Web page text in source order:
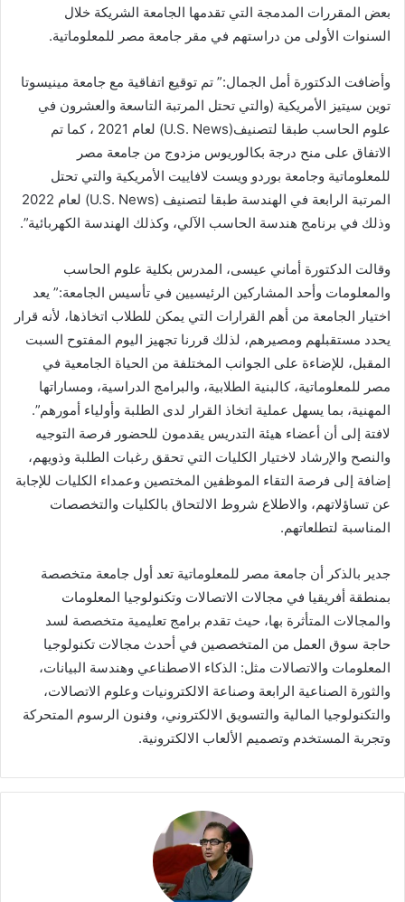
بعض المقررات المدمجة التي تقدمها الجامعة الشريكة خلال
السنوات الأولى من دراستهم في مقر جامعة مصر للمعلوماتية.
وأضافت الدكتورة أمل الجمال:” تم توقيع اتفاقية مع جامعة مينيسوتا
توين سيتيز الأمريكية (والتي تحتل المرتبة التاسعة والعشرون في
علوم الحاسب طبقا لتصنيف(U.S. News) لعام 2021 ، كما تم
الاتفاق على منح درجة بكالوريوس مزدوج من جامعة مصر
للمعلوماتية وجامعة بوردو ويست لافاييت الأمريكية والتي تحتل
المرتبة الرابعة في الهندسة طبقا لتصنيف (U.S. News) لعام 2022
وذلك في برنامج هندسة الحاسب الآلي، وكذلك الهندسة الكهربائية”.
وقالت الدكتورة أماني عيسى، المدرس بكلية علوم الحاسب
والمعلومات وأحد المشاركين الرئيسيين في تأسيس الجامعة:” يعد
اختيار الجامعة من أهم القرارات التي يمكن للطلاب اتخاذها، لأنه قرار
يحدد مستقبلهم ومصيرهم، لذلك قررنا تجهيز اليوم المفتوح السبت
المقبل، للإضاءة على الجوانب المختلفة من الحياة الجامعية في
مصر للمعلوماتية، كالبنية الطلابية، والبرامج الدراسية، ومساراتها
المهنية، بما يسهل عملية اتخاذ القرار لدى الطلبة وأولياء أمورهم”.
لافتة إلى أن أعضاء هيئة التدريس يقدمون للحضور فرصة التوجيه
والنصح والإرشاد لاختيار الكليات التي تحقق رغبات الطلبة وذويهم،
إضافة إلى فرصة التقاء الموظفين المختصين وعمداء الكليات للإجابة
عن تساؤلاتهم، والاطلاع شروط الالتحاق بالكليات والتخصصات
المناسبة لتطلعاتهم.
جدير بالذكر أن جامعة مصر للمعلوماتية تعد أول جامعة متخصصة
بمنطقة أفريقيا في مجالات الاتصالات وتكنولوجيا المعلومات
والمجالات المتأثرة بها، حيث تقدم برامج تعليمية متخصصة لسد
حاجة سوق العمل من المتخصصين في أحدث مجالات تكنولوجيا
المعلومات والاتصالات مثل: الذكاء الاصطناعي وهندسة البيانات،
والثورة الصناعية الرابعة وصناعة الالكترونيات وعلوم الاتصالات،
والتكنولوجيا المالية والتسويق الالكتروني، وفنون الرسوم المتحركة
وتجربة المستخدم وتصميم الألعاب الالكترونية.